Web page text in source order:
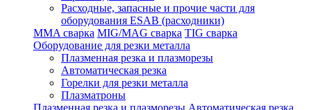
Расходные, запасные и прочие части для
оборудования ESAB (расходники)
MMA сварка MIG/MAG сварка TIG сварка
Оборудование для резки металла
Плазменная резка и плазморезы
Автоматическая резка
Горелки для резки металла
Плазматроны
Плазменная резка и плазморезы Автоматическая резка